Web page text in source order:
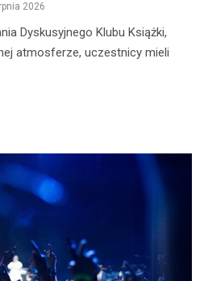
2026
Dyskusyjnego Klubu Książki,
atmosferze, uczestnicy mieli